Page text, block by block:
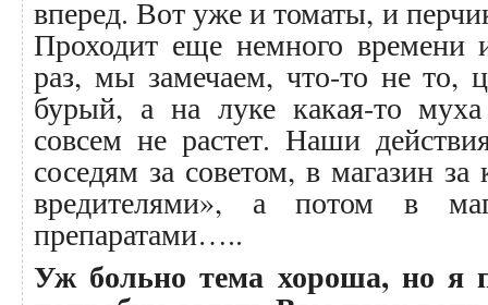
вперед. Вот уже и томаты, и
Проходит еще немного времени
раз, мы замечаем, что-то не то,
бурый, а на луке какая-то
совсем не растет. Наши
соседям за советом, в магазин
вредителями», а потом в
препаратами…..
Уж больно тема хороша, но я